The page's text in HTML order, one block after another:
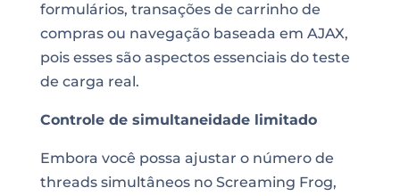
formulários, transações de carrinho de
compras ou navegação baseada em AJAX,
pois esses são aspectos essenciais do teste
de carga real.
Controle de simultaneidade limitado
Embora você possa ajustar o número de
threads simultâneos no Screaming Frog,